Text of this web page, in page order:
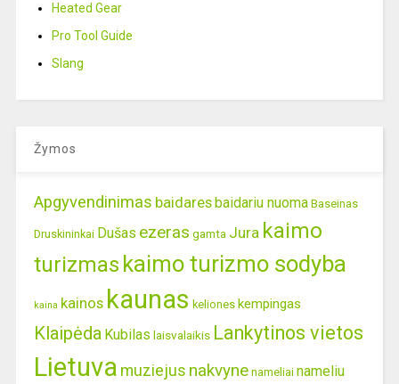
Heated Gear
Pro Tool Guide
Slang
Žymos
Apgyvendinimas baidaresbaidariu nuoma Baseinas
Druskininkai Dušas ezeras gamta Jura kaimo
turizmas kaimo turizmo sodyba
kaina kainos kaunas keliones kempingas
Klaipėda Kubilas laisvalaikis Lankytinos vietos
Lietuva muziejus nakvyne nameliai nameliu